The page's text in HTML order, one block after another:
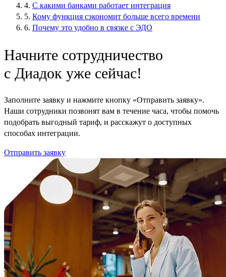
4. С какими банками работает интеграция
5. Кому функция сэкономит больше всего времени
6. Почему это удобно в связке с ЭДО
Начните сотрудничество
с Диадок уже сейчас!
Заполните заявку и нажмите кнопку «Отправить заявку».
Наши сотрудники позвонят вам в течение часа, чтобы помочь
подобрать выгодный тариф, и расскажут о доступных
способах интеграции.
Отправить заявку